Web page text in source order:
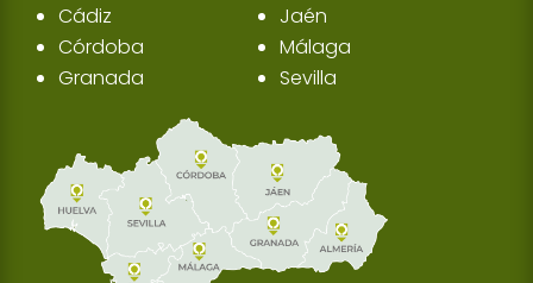
Cádiz
Córdoba
Granada
Jaén
Málaga
Sevilla